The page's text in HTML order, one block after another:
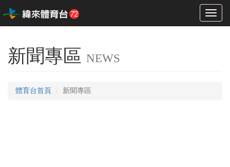
Toggle
新聞專區 NEWS
體育台首頁 新聞專區